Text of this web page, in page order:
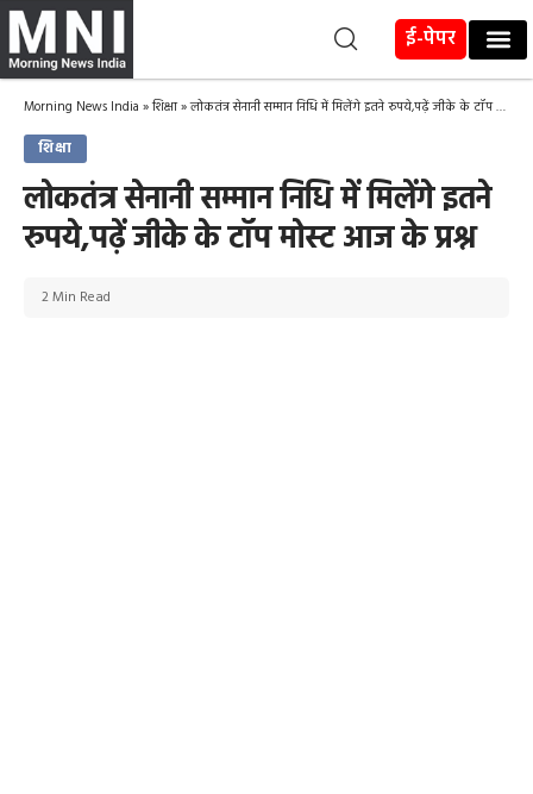
ई-पेपर
Morning News India »शिक्षा»लोकतंत्र सेनानी सम्मान निधि में मिलेंगे इतने रुपये,पढ़ें जीके के टॉप मोस्ट आज के प्रश्न
शिक्षा
लोकतंत्र सेनानी सम्मान निधि में मिलेंगे इतने
रुपये,पढ़ें जीके के टॉप मोस्ट आज के प्रश्न
2 Min Read